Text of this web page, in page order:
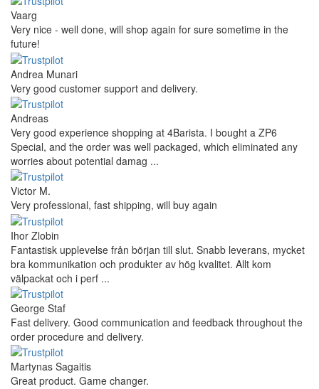
Vaarg
Very nice - well done, will shop again for sure sometime in the
future!
Andrea Munari
Very good customer support and delivery.
Andreas
Very good experience shopping at 4Barista. I bought a ZP6
Special, and the order was well packaged, which eliminated any
worries about potential damag ...
Victor M.
Very professional, fast shipping, will buy again
Ihor Zlobin
Fantastisk upplevelse från början till slut. Snabb leverans, mycket
bra kommunikation och produkter av hög kvalitet. Allt kom
välpackat och i perf ...
George Staf
Fast delivery. Good communication and feedback throughout the
order procedure and delivery.
Martynas Sagaitis
Great product. Game changer.